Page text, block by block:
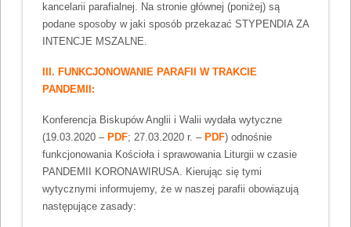
kancelarii parafialnej. Na stronie głównej (poniżej) są
podane sposoby w jaki sposób przekazać STYPENDIA ZA
INTENCJE MSZALNE.
III. FUNKCJONOWANIE PARAFII W TRAKCIE
PANDEMII:
Konferencja Biskupów Anglii i Walii wydała wytyczne
(19.03.2020 – PDF; 27.03.2020 r. – PDF) odnośnie
funkcjonowania Kościoła i sprawowania Liturgii w czasie
PANDEMII KORONAWIRUSA. Kierując się tymi
wytycznymi informujemy, że w naszej parafii obowiązują
następujące zasady: